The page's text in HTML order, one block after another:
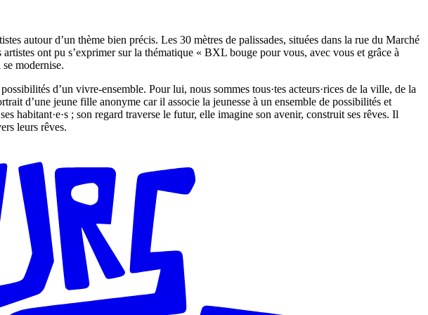
autour d’un thème bien précis. Les 30 mètres de palissades, situées dans la rue du Marché
ont pu s’exprimer sur la thématique « BXL bouge pour vous, avec vous et grâce à
modernise.
d’un vivre-ensemble. Pour lui, nous sommes tous·tes acteurs·rices de la ville, de la
d’une jeune fille anonyme car il associe la jeunesse à un ensemble de possibilités et
habitant·e·s ; son regard traverse le futur, elle imagine son avenir, construit ses rêves. Il
leurs rêves.